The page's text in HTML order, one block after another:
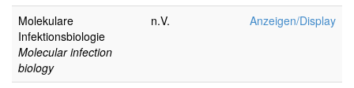
Molekulare
Infektionsbiologie
Molecular infection
biology
n.V. Anzeigen/Display